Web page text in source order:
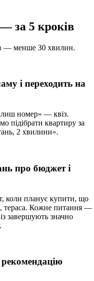
за 5 кроків
— менше 30 хвилин.
і переходить на
номер» — квіз.
підібрати квартиру за
2 хвилини».
про бюджет і
коли планує купити, що
тераса. Кожне питання —
завершують значно